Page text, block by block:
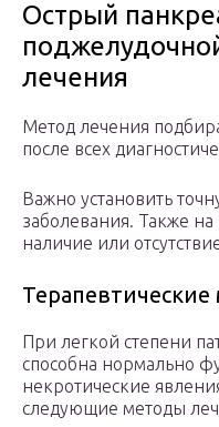
Острый
лечения
Метод лечения
после всех
Важно установить
заболевания. Также
наличие или
При легкой степени
способна нормально
некротические
следующие методы